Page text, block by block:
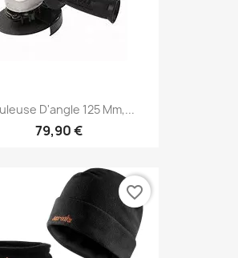
D'angle 125 Mm,...
79,90 €
favorite_border